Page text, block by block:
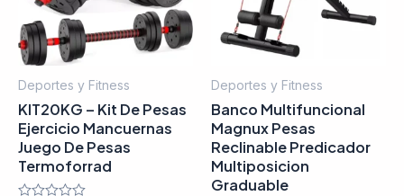
Deportes y Fitness
KIT20KG – Kit De Pesas
Ejercicio Mancuernas
Juego De Pesas
Termoforrad
Deportes y Fitness
Banco Multifuncional
Magnux Pesas
Reclinable Predicador
Multiposicion
Graduable